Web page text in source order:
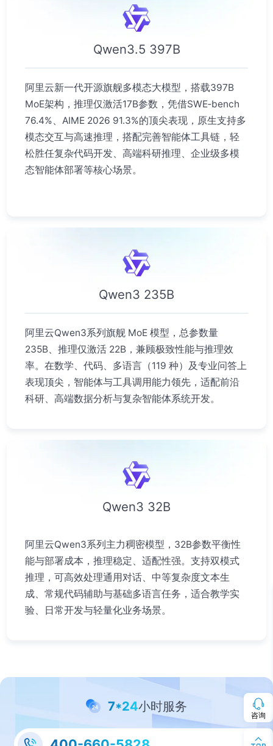
Qwen3.5 397B
阿里云新一代开源旗舰多模态大模型，搭载397B
MoE架构，推理仅激活17B参数，凭借SWE‑bench
76.4%、AIME 2026 91.3%的顶尖表现，原生支持多
模态交互与高速推理，搭配完善智能体工具链，轻
松胜任复杂代码开发、高端科研推理、企业级多模
态智能体部署等核心场景。
Qwen3 235B
阿里云Qwen3系列旗舰 MoE 模型，总参数量
235B、推理仅激活 22B，兼顾极致性能与推理效
率。在数学、代码、多语言（119 种）及专业问答上
表现顶尖，智能体与工具调用能力领先，适配前沿
科研、高端数据分析与复杂智能体系统开发。
Qwen3 32B
阿里云Qwen3系列主力稠密模型，32B参数平衡性
能与部署成本，推理稳定、适配性强。支持双模式
推理，可高效处理通用对话、中等复杂度文本生
成、常规代码辅助与基础多语言任务，适合教学实
验、日常开发与轻量化业务场景。
7*24小时服务
咨询